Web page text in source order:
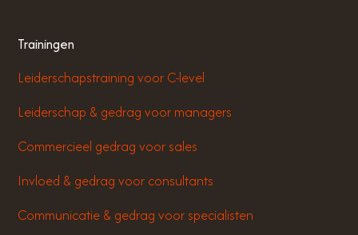
Trainingen
Leiderschapstraining voor C-level
Leiderschap & gedrag voor managers
Commercieel gedrag voor sales
Invloed & gedrag voor consultants
Communicatie & gedrag voor specialisten